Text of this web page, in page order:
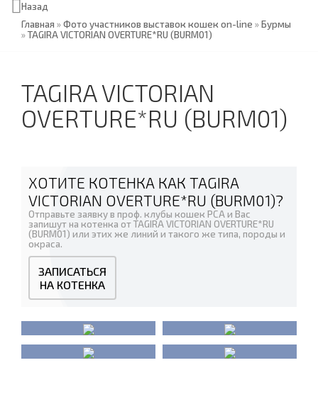
Назад
Главная »Фото участников выставок кошек on-line »Бурмы
»TAGIRA VICTORIAN OVERTURE*RU (BURM01)
TAGIRA VICTORIAN
OVERTURE*RU (BURM01)
ХОТИТЕ КОТЕНКА КАК TAGIRA
VICTORIAN OVERTURE*RU (BURM01)?
Отправьте заявку в проф. клубы кошек PCA и Вас
запишут на котенка от TAGIRA VICTORIAN OVERTURE*RU
(BURM01) или этих же линий и такого же типа, породы и
окраса.
ЗАПИСАТЬСЯ
НА КОТЕНКА